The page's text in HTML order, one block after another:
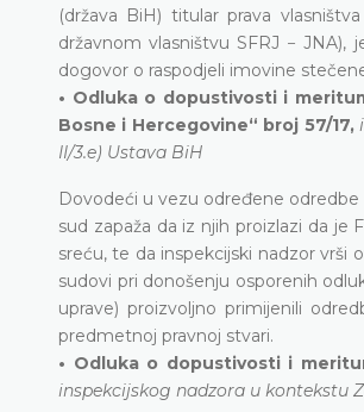
(država BiH) titular prava
državnom vlasništvu SFRJ −
dogovor o raspodjeli imovine
• Odluka o dopustivosti i
Bosne i Hercegovine“ broj 57/17,
II/3.e) Ustava BiH
Dovodeći u vezu određene
sud zapaža da iz njih proizlazi da
sreću, te da inspekcijski nadzor vrši
sudovi pri donošenju osporenih
uprave) proizvoljno primijenili
predmetnoj pravnoj stvari.
• Odluka o dopustivosti i
inspekcijskog nadzora u kontekstu